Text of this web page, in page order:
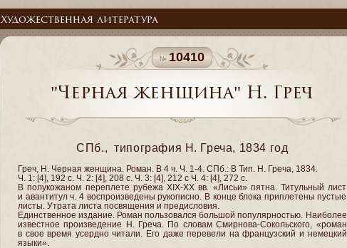
Художественная литература
10410
"Черная женщина" Н. Греч
СПб., типография Н. Греча, 1834 год
Греч, Н. Черная женщина. Роман. В 4 ч. Ч. 1-4. СПб.: В Тип. Н. Греча, 1834.
Ч. 1: [4], 192 с. Ч. 2: [4], 208 с. Ч. 3: [4], 212 с Ч. 4: [4], 272 с.
В полукожаном переплете рубежа XIX-XX вв. «Лисьи» пятна. Титульный лист
и авантитул ч. 4 воспроизведены рукописно. В конце блока приплетены пустые
листы. Утрата листа посвящения и предисловия.
Единственное издание. Роман пользовался большой популярностью. Наиболее
известное произведение Н. Греча. По словам Смирнова-Сокольского, «роман
в свое время усердно читали. Его даже перевели на французский и немецкий
языки».